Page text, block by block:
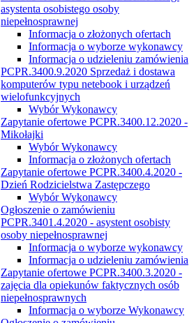
asystenta osobistego osoby
niepełnosprawnej
Informacja o złożonych ofertach
Informacja o wyborze wykonawcy
Informacja o udzieleniu zamówienia
PCPR.3400.9.2020 Sprzedaż i dostawa
komputerów typu netebook i urządzeń
wielofunkcyjnych
Wybór Wykonawcy
Zapytanie ofertowe PCPR.3400.12.2020 -
Mikołajki
Wybór Wykonawcy
Informacja o złożonych ofertach
Zapytanie ofertowe PCPR.3400.4.2020 -
Dzień Rodzicielstwa Zastępczego
Wybór Wykonawcy
Ogłoszenie o zamówieniu
PCPR.3401.4.2020 - asystent osobisty
osoby niepełnosprawnej
Informacja o wyborze wykonawcy
Informacja o udzieleniu zamówienia
Zapytanie ofertowe PCPR.3400.3.2020 -
zajęcia dla opiekunów faktycznych osób
niepełnosprawnych
Informacja o wyborze Wykonawcy